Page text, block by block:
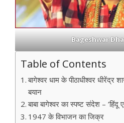
Bageshwar
Table of Contents
बागेश्वर धाम के पीठाधीश्वर धीरेंद्र
बयान
बाबा बागेश्वर का स्पष्ट संदेश – ‘हिंदू
1947 के विभाजन का जिक्र